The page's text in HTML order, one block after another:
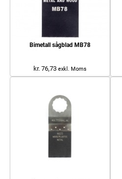
Bimetall sågblad MB78
kr. 76,73 exkl. Moms